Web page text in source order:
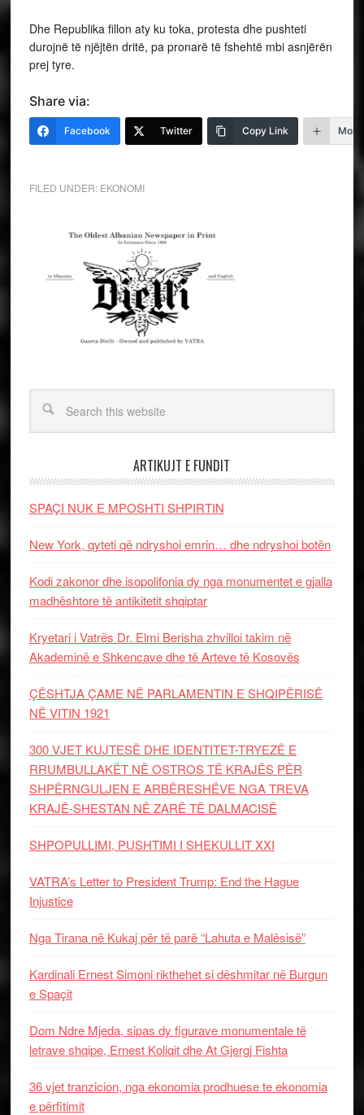
Dhe Republika fillon aty ku toka, protesta dhe pushteti
durojnë të njëjtën dritë, pa pronarë të fshehtë mbi asnjërën
prej tyre.
Share via:
Facebook Twitter Copy Link More
FILED UNDER: EKONOMI
ARTIKUJT E FUNDIT
SPAÇI NUK E MPOSHTI SHPIRTIN
New York, qyteti që ndryshoi emrin… dhe ndryshoi botën
Kodi zakonor dhe isopolifonia dy nga monumentet e gjalla
madhështore të antikitetit shqiptar
Kryetari i Vatrës Dr. Elmi Berisha zhvilloi takim në
Akademinë e Shkencave dhe të Arteve të Kosovës
ÇËSHTJA ÇAME NË PARLAMENTIN E SHQIPËRISË
NË VITIN 1921
300 VJET KUJTESË DHE IDENTITET-TRYEZË E
RRUMBULLAKËT NË OSTROS TË KRAJËS PËR
SHPËRNGULJEN E ARBËRESHËVE NGA TREVA
KRAJË-SHESTAN NË ZARË TË DALMACISË
SHPOPULLIMI, PUSHTIMI I SHEKULLIT XXI
VATRA’s Letter to President Trump: End the Hague
Injustice
Nga Tirana në Kukaj për të parë “Lahuta e Malësisë”
Kardinali Ernest Simoni rikthehet si dëshmitar në Burgun
e Spaçit
Dom Ndre Mjeda, sipas dy figurave monumentale të
letrave shqipe, Ernest Koliqit dhe At Gjergj Fishta
36 vjet tranzicion, nga ekonomia prodhuese te ekonomia
e përfitimit